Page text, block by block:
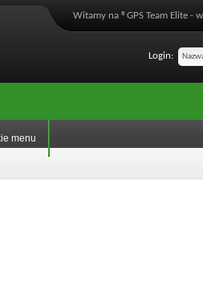
Witamy na ®GPS Team Elite -
Login:
menu